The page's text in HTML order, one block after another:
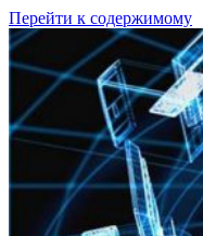
Перейти к содержимому